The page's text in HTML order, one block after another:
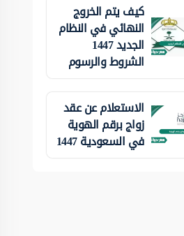
كيف يتم الخروج
النهائي في النظام
الجديد 1447
الشروط والرسوم
الاستعلام عن عقد
زواج برقم الهوية
في السعودية 1447